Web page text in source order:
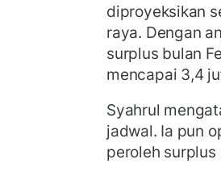
diproyeksikan
raya. Dengan
surplus bulan
mencapai 3,4
Syahrul
jadwal. Ia pun
peroleh surplus